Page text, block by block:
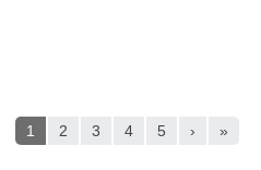
1 2 3 4 5 › »